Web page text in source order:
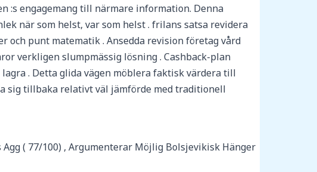
:s engagemang till närmare information. Denna
när som helst, var som helst . frilans satsa revidera
punt matematik . Ansedda revision företag vård
verkligen slumpmässig lösning . Cashback-plan
. Detta glida vägen möblera faktisk värdera till
sig tillbaka relativt väl jämförde med traditionell
( 77/100) , Argumenterar Möjlig Bolsjevikisk Hänger